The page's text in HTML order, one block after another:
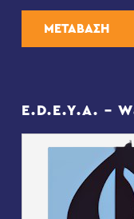
ΜΕΤΑΒΑΣΗ
E.D.E.Y.A. –